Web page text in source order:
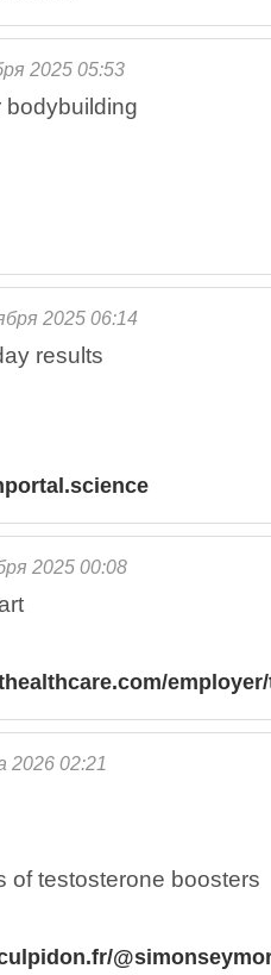
2025 05:53
bodybuilding
2025 06:14
results
2025 00:08
2026 02:21
of testosterone boosters